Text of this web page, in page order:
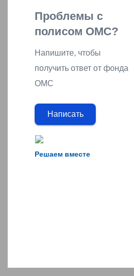
Решаем вместе
Проблемы с
полисом ОМС?
Напишите, чтобы
получить ответ от фонда
ОМС
Написать